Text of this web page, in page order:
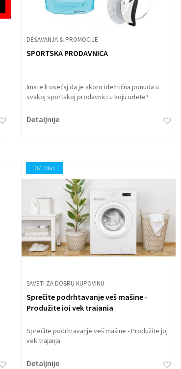
DEŠAVANJA & PROMOCIJE
SPORTSKA PRODAVNICA
Imate li osećaj da je skoro identična ponuda u
svakoj sportskoj prodavnici u koju uđete?
Detaljnije
07. Mar
SAVETI ZA DOBRU KUPOVINU
Sprečite podrhtavanje veš mašine -
Produžite joj vek trajanja
Sprečite podrhtavanje veš mašine - Produžite joj
vek trajanja
Detaljnije